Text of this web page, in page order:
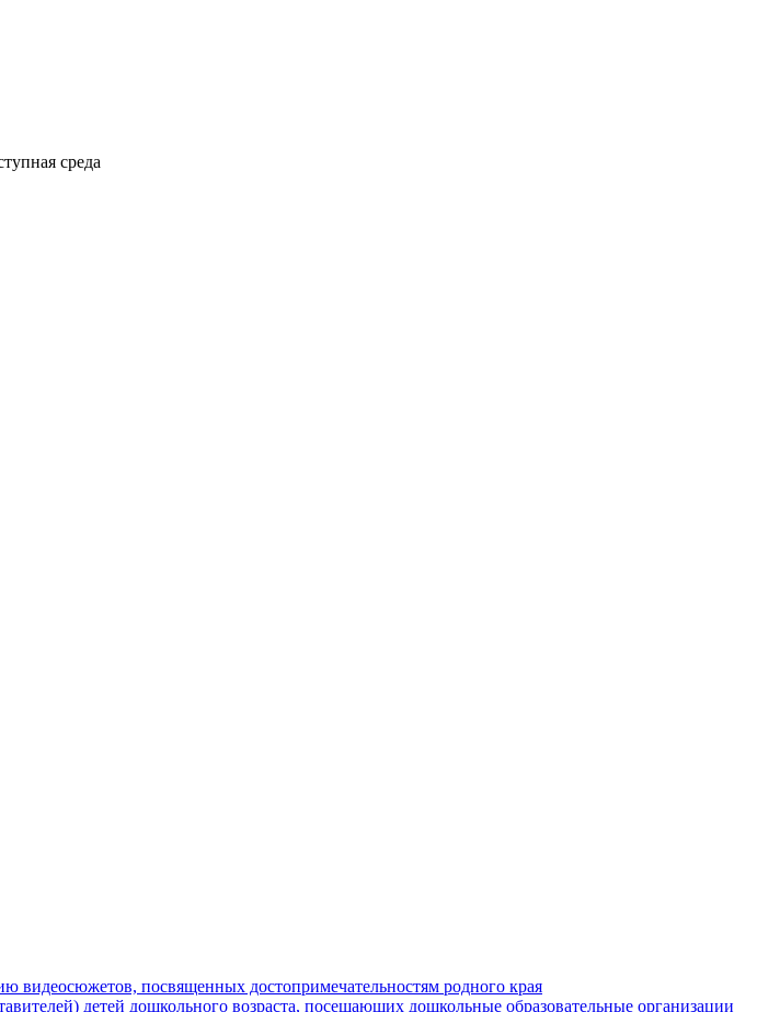
среда
видеосюжетов, посвященных достопримечательностям родного края
детей дошкольного возраста, посещающих дошкольные образовательные организации